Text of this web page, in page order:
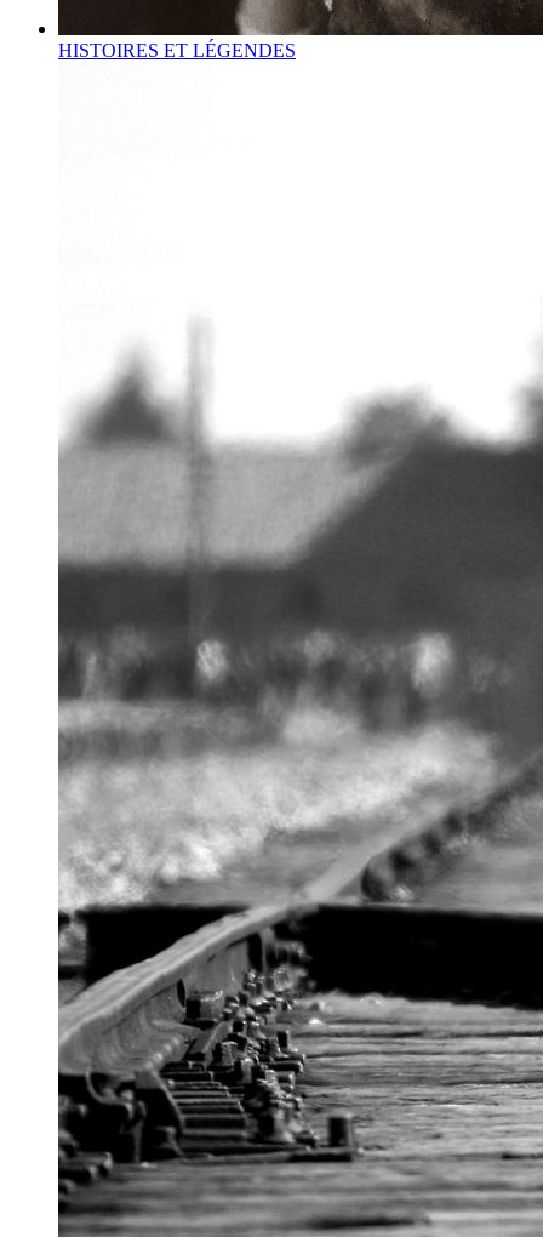
HISTOIRES ET LÉGENDES